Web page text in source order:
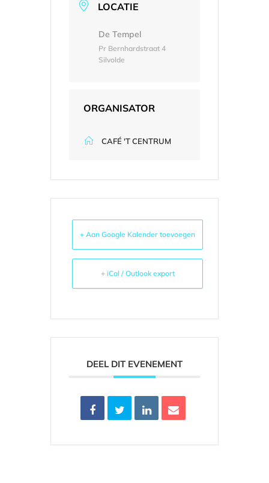
LOCATIE
De Tempel
Pr Bernhardstraat 4
Silvolde
ORGANISATOR
CAFÉ 'T CENTRUM
+ Aan Google Kalender toevoegen
+ iCal / Outlook export
DEEL DIT EVENEMENT